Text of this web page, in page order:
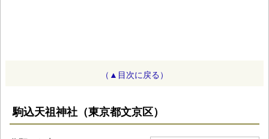
（▲目次に戻る）
駒込天祖神社（東京都文京区）